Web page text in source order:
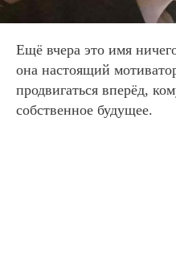
Ещё вчера это имя
она настоящий
продвигаться вперёд,
собственное будущее.